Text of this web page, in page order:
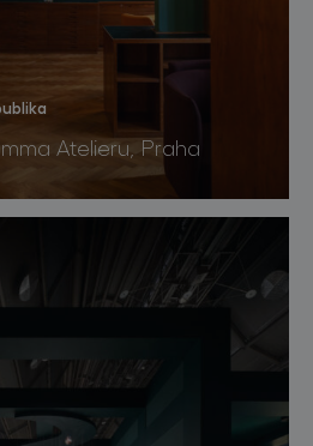
Atelieru, Praha